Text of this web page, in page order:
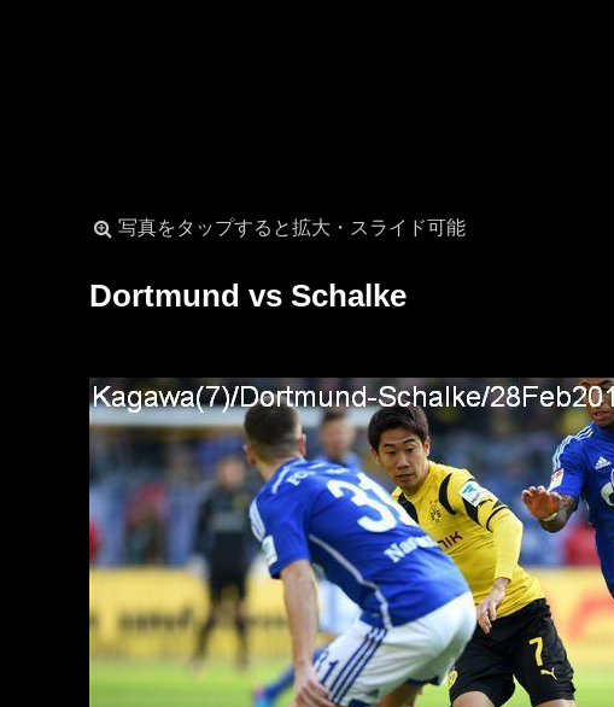
写真をタップすると拡大・スライド可能
Dortmund vs Schalke